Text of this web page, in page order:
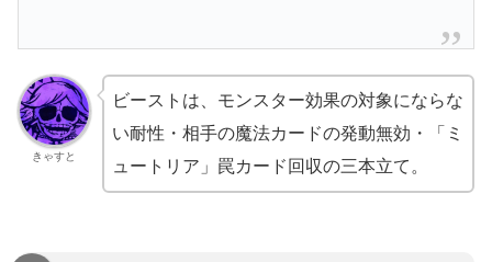
きゃすと
ビーストは、モンスター効果の対象にならな
い耐性・相手の魔法カードの発動無効・「ミ
ュートリア」罠カード回収の三本立て。